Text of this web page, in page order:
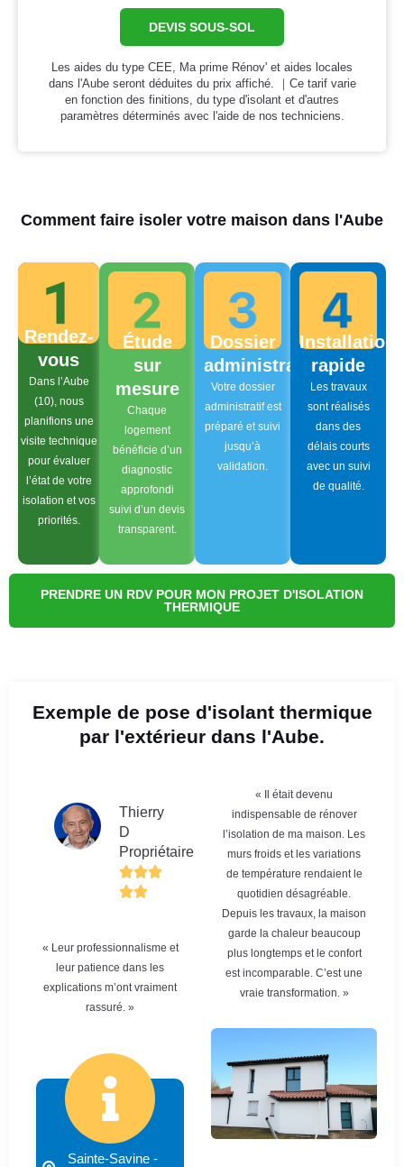
DEVIS SOUS-SOL
Les aides du type CEE, Ma prime Rénov' et aides locales
dans l'Aube seront déduites du prix affiché. ｜Ce tarif varie
en fonction des finitions, du type d'isolant et d'autres
paramètres déterminés avec l'aide de nos techniciens.
Comment faire isoler votre maison dans l'Aube
Rendez-
vous
Dans l’Aube
(10), nous
planifions une
visite technique
pour évaluer
l’état de votre
isolation et vos
priorités.
Étude
sur
mesure
Chaque
logement
bénéficie d’un
diagnostic
approfondi
suivi d’un devis
transparent.
Dossier
administratif
Votre dossier
administratif est
préparé et suivi
jusqu’à
validation.
Installation
rapide
Les travaux
sont réalisés
dans des
délais courts
avec un suivi
de qualité.
PRENDRE UN RDV POUR MON PROJET D'ISOLATION
THERMIQUE
Exemple de pose d'isolant thermique
par l'extérieur dans l'Aube.
Thierry
D
Propriétaire
« Leur professionnalisme et
leur patience dans les
explications m’ont vraiment
rassuré. »
Sainte-Savine -
« Il était devenu
indispensable de rénover
l’isolation de ma maison. Les
murs froids et les variations
de température rendaient le
quotidien désagréable.
Depuis les travaux, la maison
garde la chaleur beaucoup
plus longtemps et le confort
est incomparable. C’est une
vraie transformation. »